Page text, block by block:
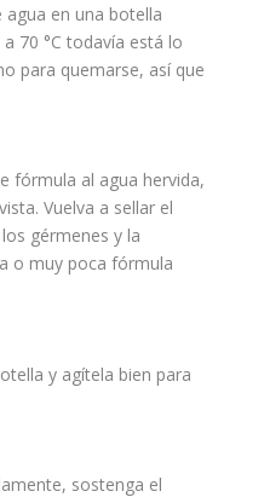
en una botella
70 °C todavía está lo
para quemarse, así que
fórmula al agua hervida,
Vuelva a sellar el
gérmenes y la
o muy poca fórmula
y agítela bien para
sostenga el